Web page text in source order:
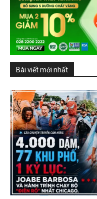
Bài viết mới nhất